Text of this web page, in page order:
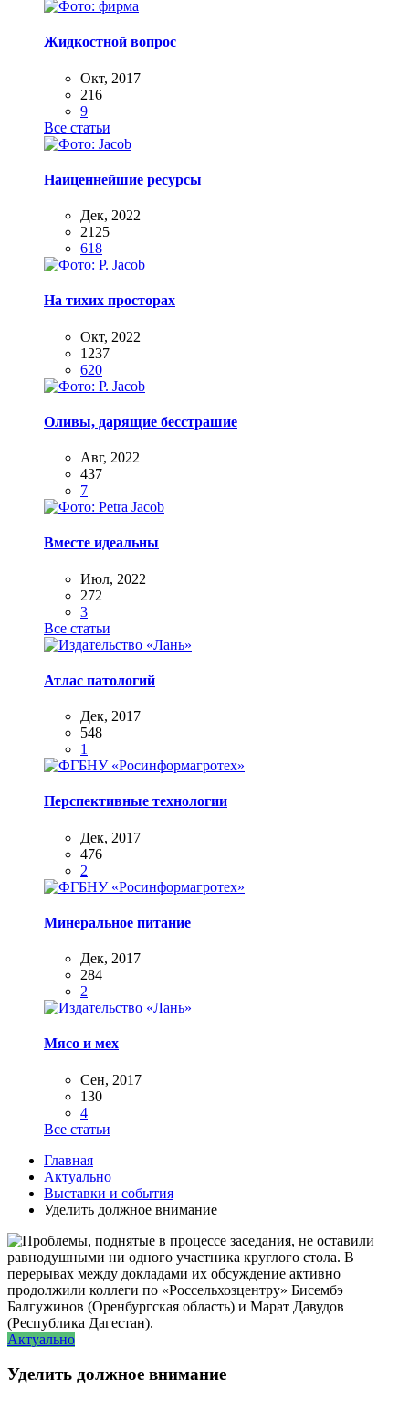
Жидкостной вопрос
Окт, 2017
216
9
Все статьи
Наиценнейшие ресурсы
Дек, 2022
2125
618
На тихих просторах
Окт, 2022
1237
620
Оливы, дарящие бесстрашие
Авг, 2022
437
7
Вместе идеальны
Июл, 2022
272
3
Все статьи
Атлас патологий
Дек, 2017
548
1
Перспективные технологии
Дек, 2017
476
2
Минеральное питание
Дек, 2017
284
2
Мясо и мех
Сен, 2017
130
4
Все статьи
Главная
Актуально
Выставки и события
Уделить должное внимание
Актуально
Уделить должное внимание